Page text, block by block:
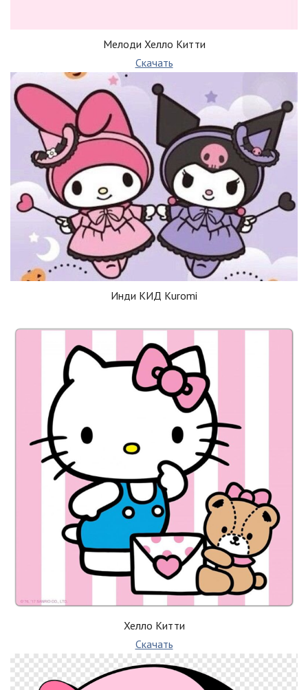
Мелоди Хелло Китти
Скачать
Инди КИД Kuromi
Хелло Китти
Скачать